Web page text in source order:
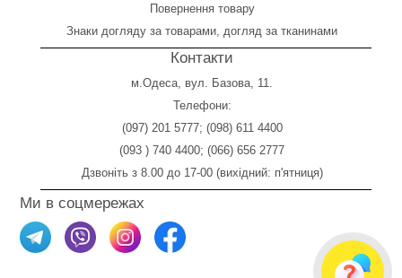
Повернення товару
Знаки догляду за товарами, догляд за тканинами
Контакти
м.Одеса, вул. Базова, 11.
Телефони:
(097) 201 5777; (098) 611 4400
(093 ) 740 4400; (066) 656 2777
Дзвоніть з 8.00 до 17-00 (вихідний: п'ятниця)
Ми в соцмережах